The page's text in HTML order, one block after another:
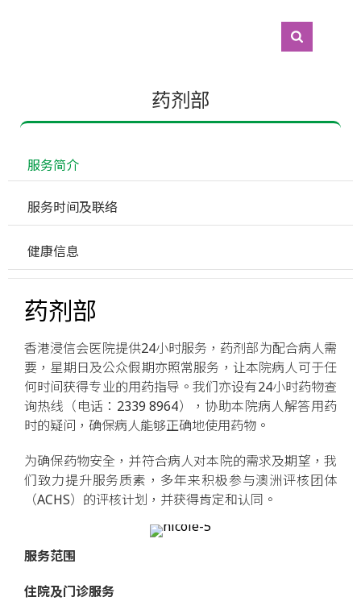
药剂部
服务简介
服务时间及联络
健康信息
药剂部
香港浸信会医院提供24小时服务，药剂部为配合病人需
要，星期日及公众假期亦照常服务，让本院病人可于任
何时间获得专业的用药指导。我们亦设有24小时药物查
询热线（电话：2339 8964），协助本院病人解答用药
时的疑问，确保病人能够正确地使用药物。
为确保药物安全，并符合病人对本院的需求及期望，我
们致力提升服务质素，多年来积极参与澳洲评核团体
（ACHS）的评核计划，并获得肯定和认同。
服务范围
住院及门诊服务